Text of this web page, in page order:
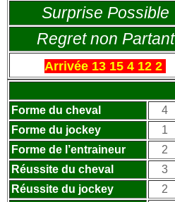
Surprise Possible
Regret non Partant
Arrivée 13 15 4 12 2
Forme du cheval
4
Forme du jockey
1
Forme de l’entraineur
2
Réussite du cheval
3
Réussite du jockey
2